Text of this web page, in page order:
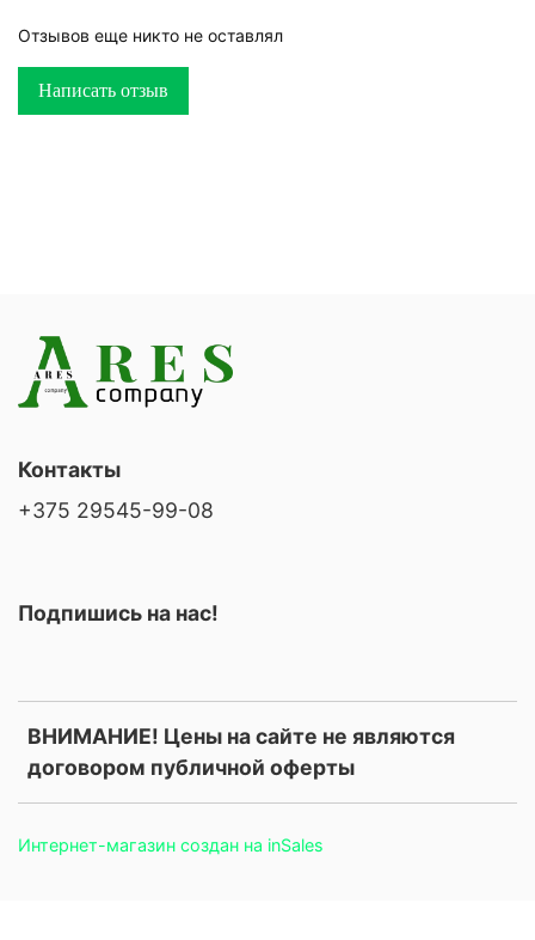
Отзывов еще никто не оставлял
Написать отзыв
ВНИМАНИЕ! Цены на сайте не являются
договором публичной оферты
Контакты
+375 29545-99-08
Подпишись на нас!
Интернет-магазин создан на inSales